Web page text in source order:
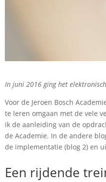
In juni 2016 ging het
Voor de Jeroen Bosch
te leren omgaan met de vele
ik de aanleiding van de
de Academie. In de andere
de implementatie (blog 2) en
Een rijdende